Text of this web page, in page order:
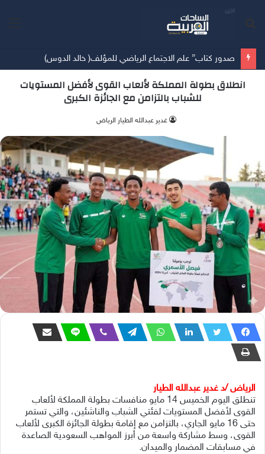
صدور كتاب” علم الاجتماع الرياضي للمؤلف( خالد الدوس)
انطلاق بطولة المملكة لألعاب القوى لأفضل المستويات
للشباب بالتزامن مع الجائزة الكبرى
غدير عبدالله الطيار الرياض
الرياض /د غدير عبدالله الطيار
تنطلق اليوم الخميس 14 مايو منافسات بطولة المملكة لألعاب
القوى لأفضل المستويات لفئتي الشباب والناشئين، والتي تستمر
حتى 16 مايو الجاري، بالتزامن مع إقامة بطولة الجائزة الكبرى لألعاب
القوى، وسط مشاركة واسعة من أبرز المواهب السعودية الصاعدة
في مسابقات المضمار والميدان.